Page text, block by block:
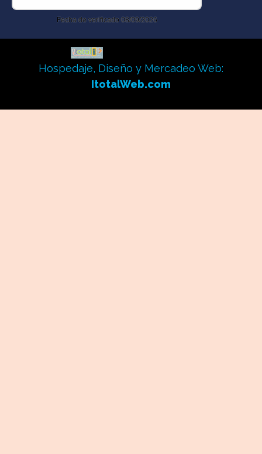
Hospedaje, Diseño y Mercadeo Web:
ItotalWeb.com